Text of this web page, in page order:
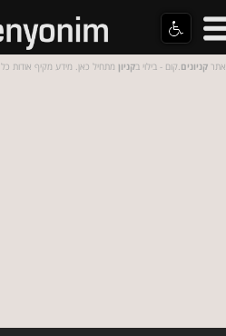
אתר קניונים.קום - בילוי בקניון מתחיל כאן. מידע מקיף אודות כל